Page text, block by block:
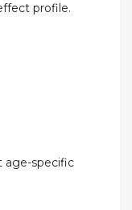
profile.
age-specific